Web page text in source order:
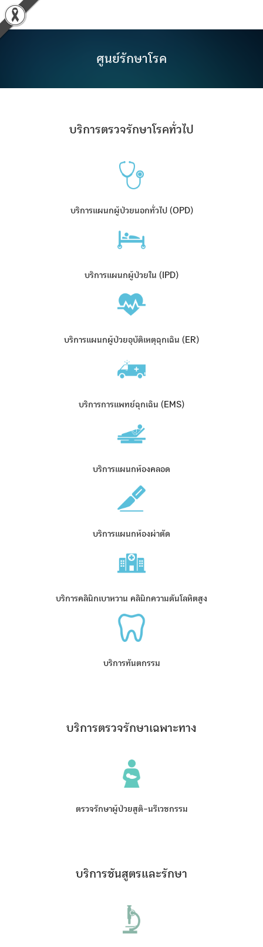
Skip
to
content
ศูนย์รักษาโรค
บริการตรวจรักษาโรคทั่วไป
บริการแผนกผู้ป่วยนอกทั่วไป (OPD)
บริการแผนกผู้ป่วยใน (IPD)
บริการแผนกผู้ป่วยอุบัติเหตุฉุกเฉิน (ER)
บริการการแพทย์ฉุกเฉิน (EMS)
บริการแผนกห้องคลอด
บริการแผนกห้องผ่าตัด
บริการคลินิกเบาหวาน คลินิกความดันโลหิตสูง
บริการทันตกรรม
บริการตรวจรักษาเฉพาะทาง
ตรวจรักษาผู้ป่วยสูติ-นรีเวชกรรม
บริการชันสูตรและรักษา